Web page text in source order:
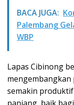
BACA JUGA:
Palembang
WBP
Lapas Cibinong
semakin